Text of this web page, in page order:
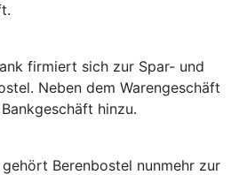
firmiert sich zur Spar- und
Neben dem Warengeschäft
hinzu.
Berenbostel nunmehr zur